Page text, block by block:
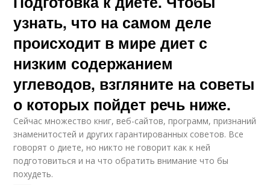
узнать, что на самом деле
происходит в мире диет с
низким содержанием
углеводов, взгляните на советы
о которых пойдет речь ниже.
Сейчас множество книг, веб-сайтов, программ, признаний
знаменитостей и других гарантированных советов. Все
говорят о диете, но никто не говорит как к ней
подготовиться и на что обратить внимание что бы
похудеть.